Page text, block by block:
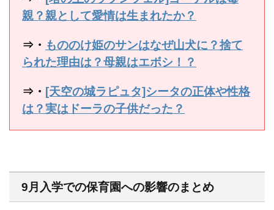
親？親として愛情は生まれたか？
⇒・ もののけ姫のサンはなぜ山犬に？捨て
られた理由は？母親はエボシ！？
⇒・ [天空の城ラピュタ]シータの正体や性格
は？実はドーラの子供だった？
9月入学での保育園への影響のまとめ